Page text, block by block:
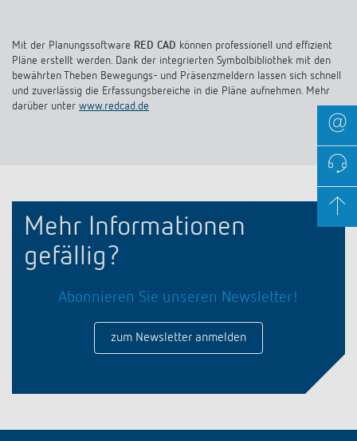
Mit der Planungssoftware RED CAD können professionell und effizient
Pläne erstellt werden. Dank der integrierten Symbolbibliothek mit den
bewährten Theben Bewegungs- und Präsenzmeldern lassen sich schnell
und zuverlässig die Erfassungsbereiche in die Pläne aufnehmen. Mehr
darüber unter www.redcad.de
Mehr Informationen
gefällig?
Abonnieren Sie unseren Newsletter!
zum Newsletter anmelden